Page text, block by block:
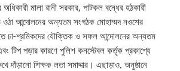
মালা রানী সরকার, পাটকল বন্ধের হঠকারী
ওঠা আন্দোলনের অন্যতম সংগঠক মোহাম্মদ নওশের
চা-শ্রমিকদের যৌক্তিক ও সফল আন্দোলনের অন্যতম
টিপ পড়ার কারণে পুলিশ কনস্টেবল কর্তৃক প্রকাশ্যে
দাঁড়ানো শিক্ষক লতা সমাদ্দার। এছাড়াও, অনুষ্ঠানে